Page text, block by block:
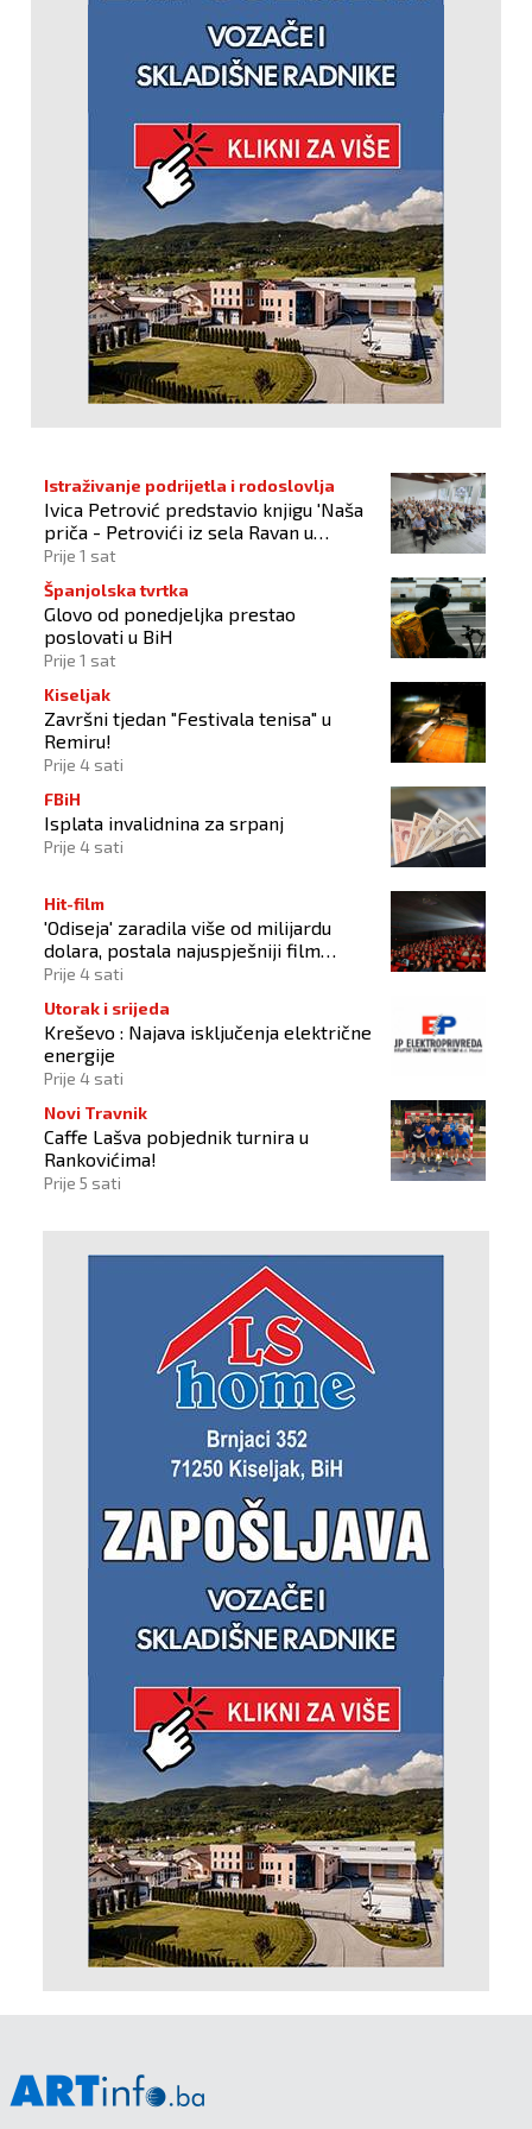
Istraživanje podrijetla i rodoslovlja
Ivica Petrović predstavio knjigu 'Naša
priča - Petrovići iz sela Ravan u
Busovači'
Prije 1 sat
Španjolska tvrtka
Glovo od ponedjeljka prestao
poslovati u BiH
Prije 1 sat
Kiseljak
Završni tjedan "Festivala tenisa" u
Remiru!
Prije 4 sati
FBiH
Isplata invalidnina za srpanj
Prije 4 sati
Hit-film
'Odiseja' zaradila više od milijardu
dolara, postala najuspješniji film
Christophera Nolana
Prije 4 sati
Utorak i srijeda
Kreševo : Najava isključenja električne
energije
Prije 4 sati
Novi Travnik
Caffe Lašva pobjednik turnira u
Rankovićima!
Prije 5 sati